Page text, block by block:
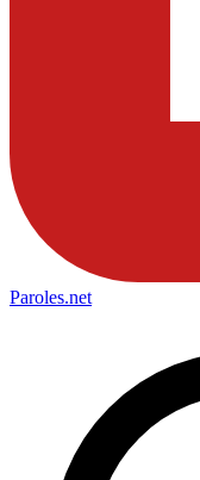
Paroles.net